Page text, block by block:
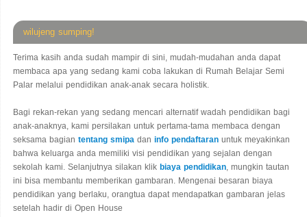
wilujeng sumping!
Terima kasih anda sudah mampir di sini, mudah-mudahan anda dapat
membaca apa yang sedang kami coba lakukan di Rumah Belajar Semi
Palar melalui pendidikan anak-anak secara holistik.
Bagi rekan-rekan yang sedang mencari alternatif wadah pendidikan bagi
anak-anaknya, kami persilakan untuk pertama-tama membaca dengan
seksama bagian tentang smipa dan info pendaftaran untuk meyakinkan
bahwa keluarga anda memiliki visi pendidikan yang sejalan dengan
sekolah kami. Selanjutnya silakan klik biaya pendidikan, mungkin tautan
ini bisa membantu memberikan gambaran. Mengenai besaran biaya
pendidikan yang berlaku, orangtua dapat mendapatkan gambaran jelas
setelah hadir di Open House